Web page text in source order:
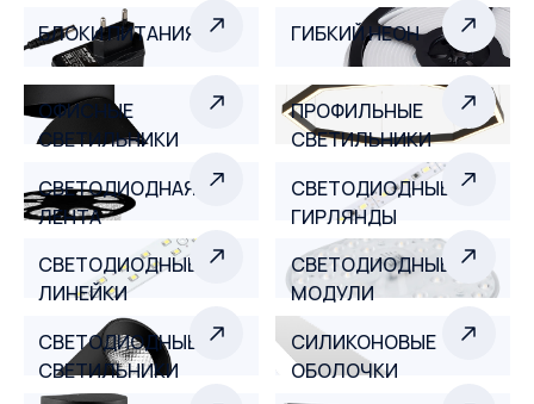
БЛОКИ ПИТАНИЯ
ГИБКИЙ НЕОН
ОФИСНЫЕ
СВЕТИЛЬНИКИ
ПРОФИЛЬНЫЕ
СВЕТИЛЬНИКИ
СВЕТОДИОДНАЯ
ЛЕНТА
СВЕТОДИОДНЫЕ
ГИРЛЯНДЫ
СВЕТОДИОДНЫЕ
ЛИНЕЙКИ
СВЕТОДИОДНЫЕ
МОДУЛИ
СВЕТОДИОДНЫЕ
СВЕТИЛЬНИКИ
СИЛИКОНОВЫЕ
ОБОЛОЧКИ